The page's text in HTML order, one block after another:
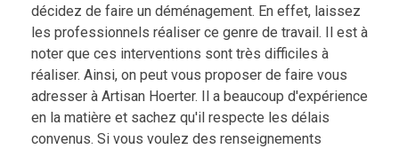
décidez de faire un déménagement. En effet, laissez
les professionnels réaliser ce genre de travail. Il est à
noter que ces interventions sont très difficiles à
réaliser. Ainsi, on peut vous proposer de faire vous
adresser à Artisan Hoerter. Il a beaucoup d'expérience
en la matière et sachez qu'il respecte les délais
convenus. Si vous voulez des renseignements